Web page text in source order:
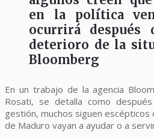
en la política
ocurrirá después
deterioro de la
Bloomberg
En un trabajo de la agencia
Rosati, se detalla como
gestión, muchos siguen escépticos
de Maduro vayan a ayudar o a